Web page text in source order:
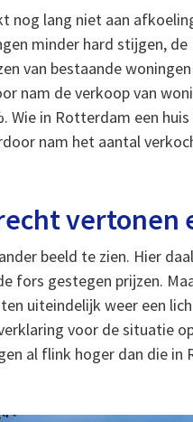
nog lang niet aan
minder hard stijgen,
van bestaande
nam de verkoop van
Wie in Rotterdam een
nam het aantal
vertonen
beeld te zien. Hier
fors gestegen prijzen.
uiteindelijk weer een
voor de situatie
al flink hoger dan die in